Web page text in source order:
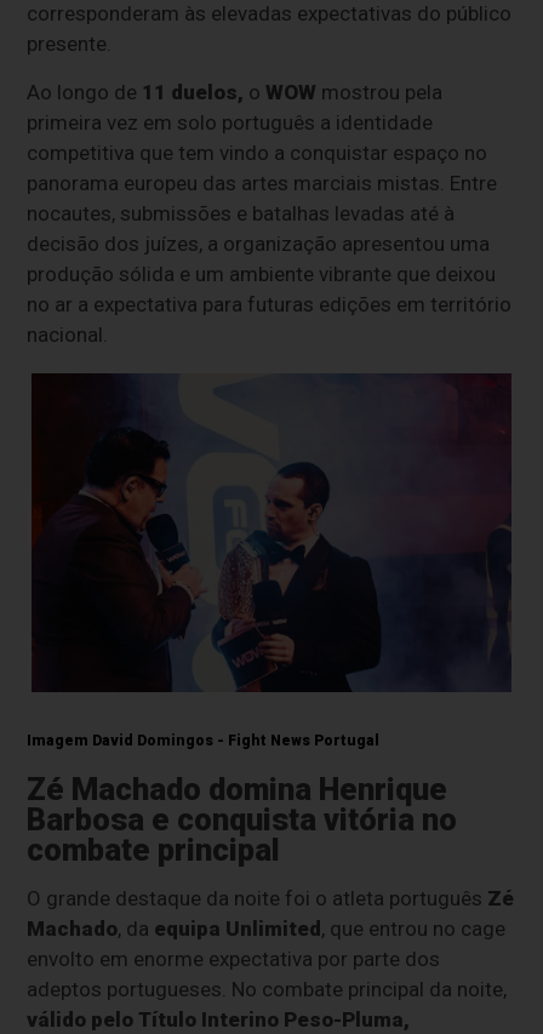
corresponderam às elevadas expectativas do público
presente.
Ao longo de 11 duelos, oWOW mostrou pela
primeira vez em solo português a identidade
competitiva que tem vindo a conquistar espaço no
panorama europeu das artes marciais mistas. Entre
nocautes, submissões e batalhas levadas até à
decisão dos juízes, a organização apresentou uma
produção sólida e um ambiente vibrante que deixou
no ar a expectativa para futuras edições em território
nacional.
Imagem David Domingos - Fight News Portugal
Zé Machado domina Henrique
Barbosa e conquista vitória no
combate principal
O grande destaque da noite foi o atleta português Zé
Machado, da equipa Unlimited , que entrou no cage
envolto em enorme expectativa por parte dos
adeptos portugueses. No combate principal da noite,
válido pelo Título Interino Peso-Pluma,